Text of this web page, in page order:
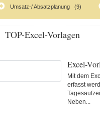
Umsatz-/ Absatzplanung (9)
TOP-Excel-Vorlagen
Excel-
Mit dem
erfasst
Neben...